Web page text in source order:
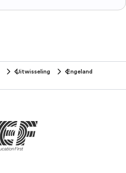
Uitwisseling
Engeland